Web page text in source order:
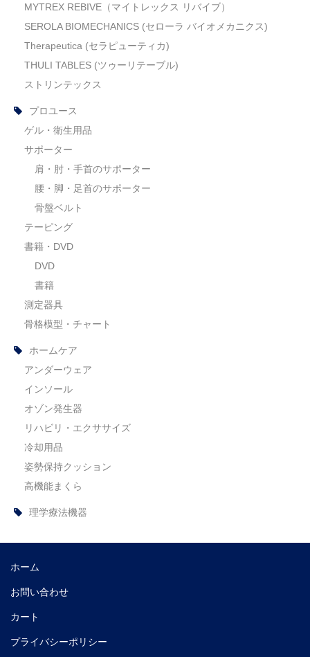
MYTREX REBIVE（マイトレックス リバイブ）
SEROLA BIOMECHANICS (セローラ バイオメカニクス)
Therapeutica (セラピューティカ)
THULI TABLES (ツゥーリテーブル)
ストリンテックス
プロユース
ゲル・衛生用品
サポーター
肩・肘・手首のサポーター
腰・脚・足首のサポーター
骨盤ベルト
テーピング
書籍・DVD
DVD
書籍
測定器具
骨格模型・チャート
ホームケア
アンダーウェア
インソール
オゾン発生器
リハビリ・エクササイズ
冷却用品
姿勢保持クッション
高機能まくら
理学療法機器
ホーム
お問い合わせ
カート
プライバシーポリシー